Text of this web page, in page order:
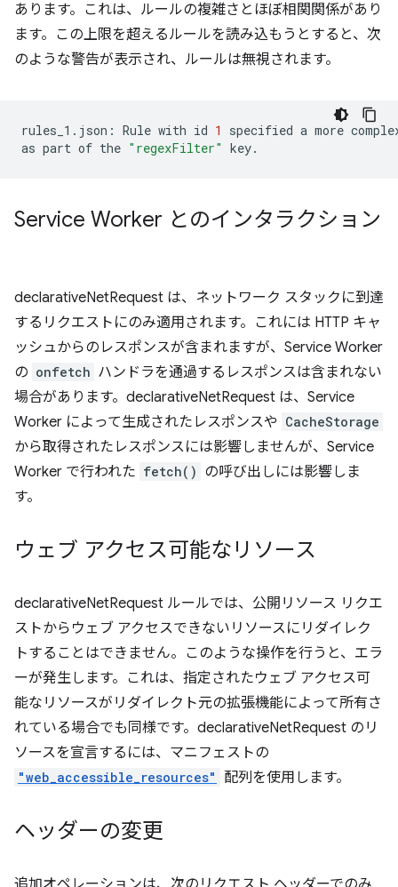
あります。これは、ルールの複雑さとほぼ相関関係があり
ます。この上限を超えるルールを読み込もうとすると、次
のような警告が表示され、ルールは無視されます。
rules_1.json: Rule with id 1 specified a more
as part of the "regexFilter"
Service Worker とのインタラクション
declarativeNetRequest は、ネットワーク スタックに到達
するリクエストにのみ適用されます。これには HTTP キャ
ッシュからのレスポンスが含まれますが、Service Worker
の onfetch ハンドラを通過するレスポンスは含まれない
場合があります。declarativeNetRequest は、Service
Worker によって生成されたレスポンスや CacheStorage
から取得されたレスポンスには影響しませんが、Service
Worker で行われた fetch() の呼び出しには影響しま
す。
ウェブ アクセス可能なリソース
declarativeNetRequest ルールでは、公開リソース リクエ
ストからウェブ アクセスできないリソースにリダイレク
トすることはできません。このような操作を行うと、エラ
ーが発生します。これは、指定されたウェブ アクセス可
能なリソースがリダイレクト元の拡張機能によって所有さ
れている場合でも同様です。declarativeNetRequest のリ
ソースを宣言するには、マニフェストの
"web_accessible_resources" 配列を使用します。
ヘッダーの変更